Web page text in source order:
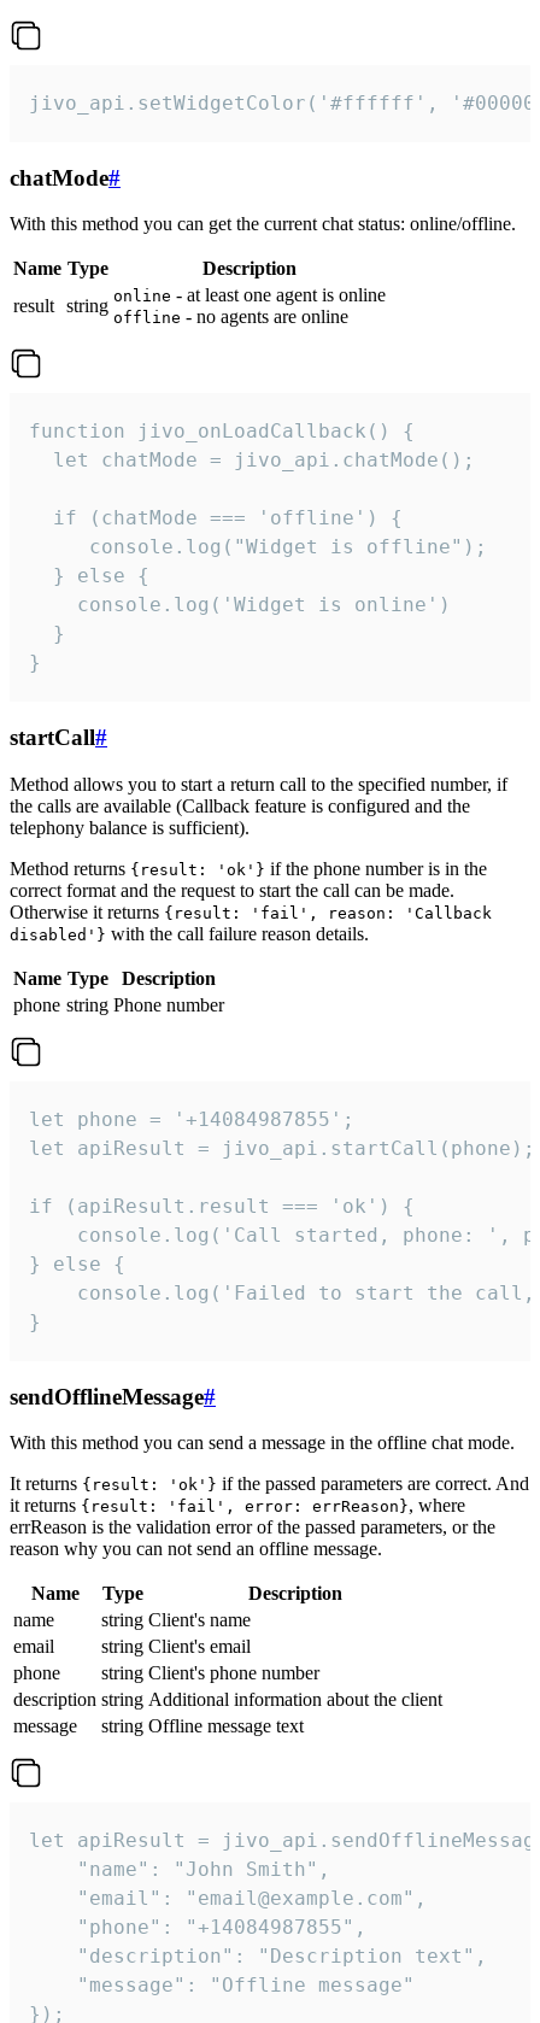
jivo_api.setWidgetColor('#ffffff',
chatMode#
With this method you can get the current chat status: online/offline.
Name Type
Description
result string online - at least one agent is online
offline - no agents are online
function jivo_onLoadCallback() {
  let chatMode = jivo_api.chatMode();
  if (chatMode === 'offline') {
     console.log("Widget is offline");
  } else {
    console.log('Widget is online')
  }
}
startCall#
Method allows you to start a return call to the specified number, if
the calls are available (Callback feature is configured and the
telephony balance is sufficient).
Method returns {result: 'ok'} if the phone number is in the
correct format and the request to start the call can be made.
Otherwise it returns {result: 'fail', reason: 'Callback
disabled'} with the call failure reason details.
Name Type
Description
phone string Phone number
let phone = '+14084987855';
let apiResult = jivo_api.startCall(phone);
if (apiResult.result === 'ok') {
console.log('Call started, phone: ',
} else {
console.log('Failed to start the
}
sendOfflineMessage#
With this method you can send a message in the offline chat mode.
It returns {result: 'ok'} if the passed parameters are correct. And
it returns {result: 'fail', error: errReason}, where
errReason is the validation error of the passed parameters, or the
reason why you can not send an offline message.
Name Type
Description
name
string Client's name
email
string Client's email
phone
string Client's phone number
description string Additional information about the client
message
string Offline message text
let apiResult =
    "name": "John Smith",
    "email": "email@example.com",
    "phone": "+14084987855",
    "description": "Description text",
    "message": "Offline message"
});